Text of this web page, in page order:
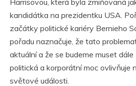
kandidátka na prezidentku USA.
začátky politické kariéry Bernieho
pořadu naznačuje, že tato
aktuální a že se budeme muset
politická a korporátní moc ovlivňuje
světové události.